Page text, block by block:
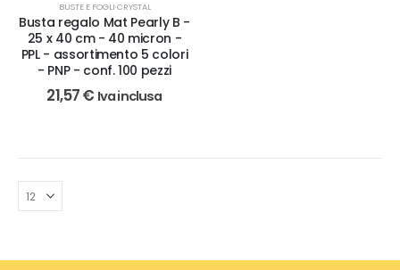
BUSTE E FOGLI CRYSTAL
Busta regalo Mat Pearly B -
25 x 40 cm - 40 micron -
PPL - assortimento 5 colori
- PNP - conf. 100 pezzi
21,57€ Iva inclusa